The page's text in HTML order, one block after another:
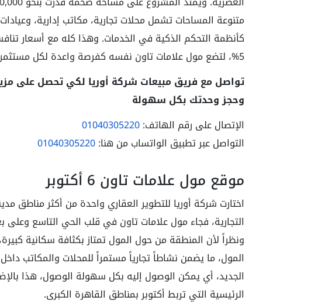
متنوعة المساحات تشمل محلات تجارية، مكاتب إدارية،
كأنظمة التحكم الذكية في الخدمات. وهذا كله مع أسعار
5%، لتضع مول علامات تاون نفسه كفرصة واعدة لكل مستثمر.
تواصل مع فريق مبيعات شركة أوريا لكي تحصل على
وحجز وحدتك بكل سهولة
الإتصال على رقم الهاتف:01040305220
التواصل عبر تطبيق الواتساب من هنا:01040305220
موقع مول علامات تاون 6 أكتوبر
التجارية، فجاء مول علامات تاون في قلب الحي التاسع
ونظراً لأن المنطقة من حول المول تمتاز بكثافة سكانية
المول، ما يضمن نشاطاً تجارياً مستمراً للمحلات والمكاتب
الجديد، أي يمكن الوصول إليه بكل سهولة الوصول، هذا
الرئيسية التي تربط أكتوبر بمناطق القاهرة الكبرى.